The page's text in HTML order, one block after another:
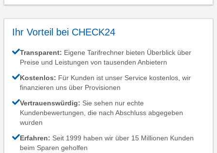
Ihr Vorteil bei CHECK24
Transparent: Eigene Tarifrechner bieten Überblick über
Preise und Leistungen von tausenden Anbietern
Kostenlos: Für Kunden ist unser Service kostenlos, wir
finanzieren uns über Provisionen
Vertrauenswürdig: Sie sehen nur echte
Kundenbewertungen, die nach Abschluss abgegeben
wurden
Erfahren: Seit 1999 haben wir über 15 Millionen Kunden
beim Sparen geholfen